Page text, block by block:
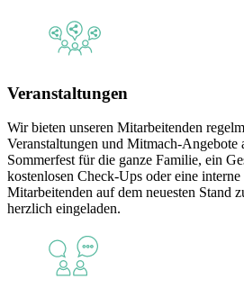
Veranstaltungen
Wir bieten unseren Mitarbeitenden
Veranstaltungen und Mitmach-Angebote
Sommerfest für die ganze Familie, ein
kostenlosen Check-Ups oder eine
Mitarbeitenden auf dem neuesten Stand
herzlich eingeladen.